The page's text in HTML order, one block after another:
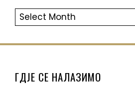
АРХИВА
ГДЈЕ СЕ НАЛАЗИМО